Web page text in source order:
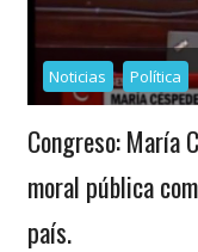
Noticias Política
Congreso: María
moral pública
país.